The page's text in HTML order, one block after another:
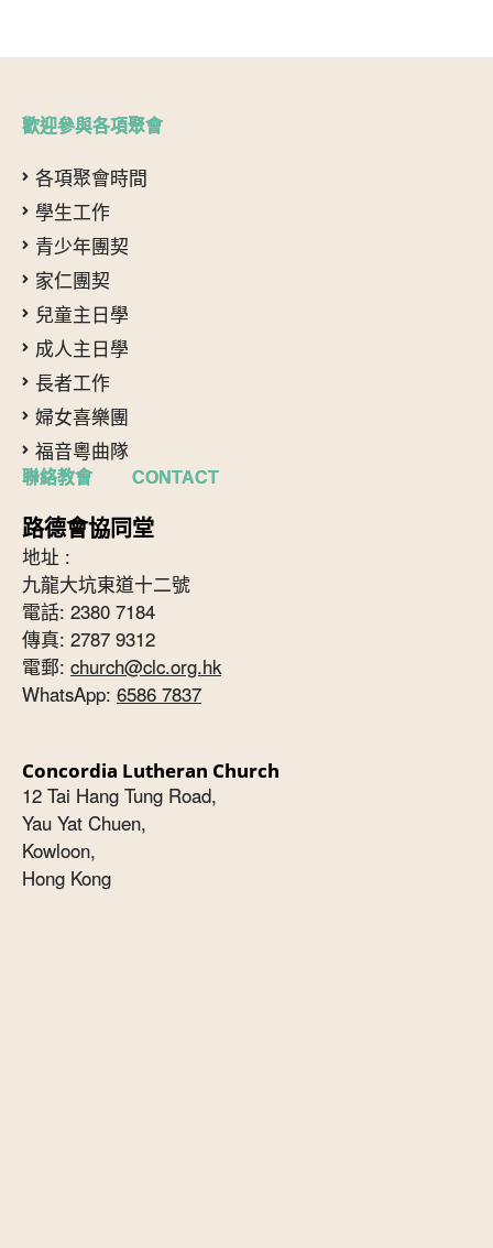
歡迎參與各項聚會
各項聚會時間
學生工作
青少年團契
家仁團契
兒童主日學
成人主日學
長者工作
婦女喜樂團
福音粵曲隊
聯絡教會 CONTACT
路德會協同堂
地址 :
九龍大坑東道十二號
電話: 2380 7184
傳真: 2787 9312
電郵: church@clc.org.hk
WhatsApp: 6586 7837
Concordia Lutheran Church
12 Tai Hang Tung Road,
Yau Yat Chuen,
Kowloon,
Hong Kong